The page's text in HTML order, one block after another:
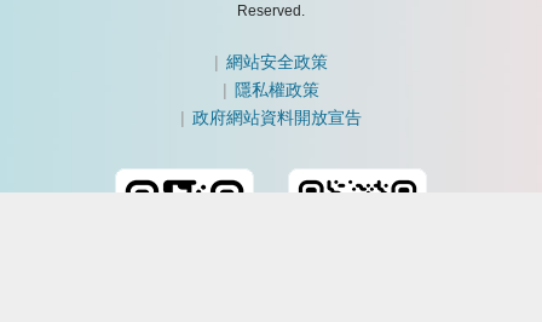
Reserved.
|網站安全政策
| 隱私權政策
|政府網站資料開放宣告